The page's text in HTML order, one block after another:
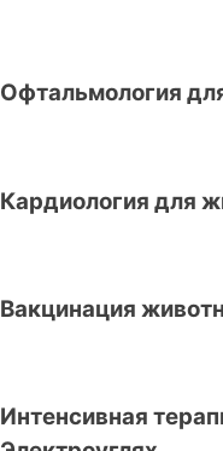
Офтальмология
Кардиология для
Вакцинация
Интенсивная